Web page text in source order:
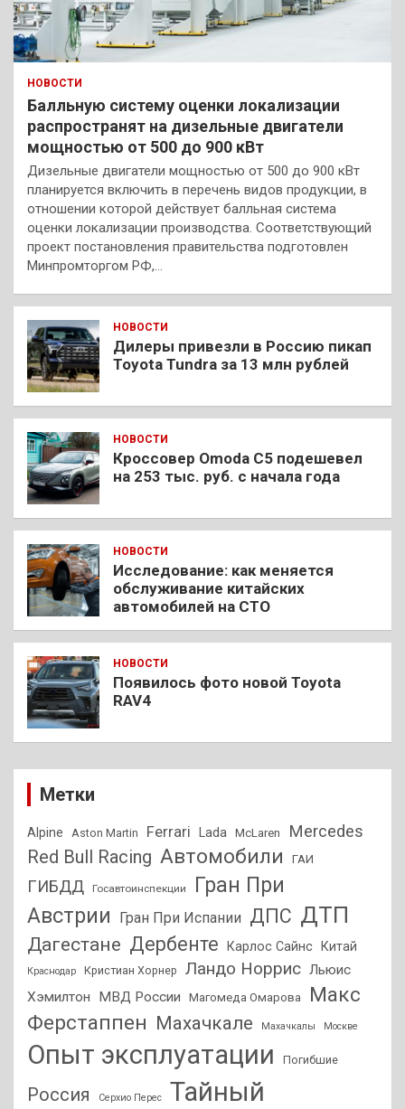
НОВОСТИ
Балльную систему оценки локализации
распространят на дизельные двигатели
мощностью от 500 до 900 кВт
Дизельные двигатели мощностью от 500 до 900 кВт
планируется включить в перечень видов продукции, в
отношении которой действует балльная система
оценки локализации производства. Соответствующий
проект постановления правительства подготовлен
Минпромторгом РФ,…
НОВОСТИ
Дилеры привезли в Россию пикап
Toyota Tundra за 13 млн рублей
НОВОСТИ
Кроссовер Omoda C5 подешевел
на 253 тыс. руб. с начала года
НОВОСТИ
Исследование: как меняется
обслуживание китайских
автомобилей на СТО
НОВОСТИ
Появилось фото новой Toyota
RAV4
Метки
Alpine Aston Martin Ferrari Lada McLaren Mercedes
Red Bull Racing Автомобили ГАИ
ГИБДД Госавтоинспекции
Гран При
Австрии
Гран При Испании ДПС ДТП
Дагестане Дербенте Карлос Сайнс Китай
Краснодар Кристиан Хорнер Ландо Норрис Льюис
Хэмилтон
МВД России Магомеда Омарова
Макс
Ферстаппен Махачкале Махачкалы Москве
Опыт эксплуатации Погибшие
Россия Серхио Перес
Тайный